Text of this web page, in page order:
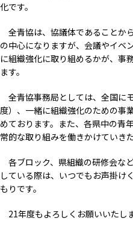
化です。
全青協は、協議体であることか
の中心になりますが、会議やイベ
に組織強化に取り組めるかが、事
ます。
全青協事務局としては、全国に
度）、一緒に組織強化のための事
めております。また、各県中の青
常的な取り組みを働きかけていき
各ブロック、県組織の研修会な
している際は、いつでもお声掛け
もりです。
21年度もよろしくお願いいたしま